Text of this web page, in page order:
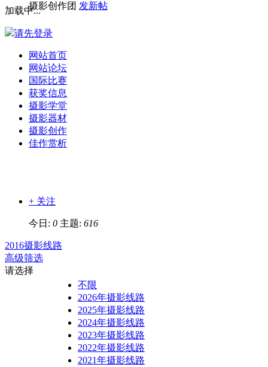
加载中...
请先登录
网站首页
网站论坛
国际比赛
获奖信息
摄影学堂
摄影器材
摄影创作
佳作赏析
摄影创作团 发新帖
+ 关注
今日: 0 主题: 616
2016摄影线路
高级筛选
请选择
不限
2026年摄影线路
2025年摄影线路
2024年摄影线路
2023年摄影线路
2022年摄影线路
2021年摄影线路